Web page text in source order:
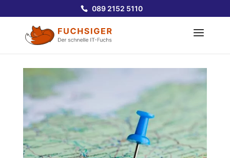
089 2152 5110